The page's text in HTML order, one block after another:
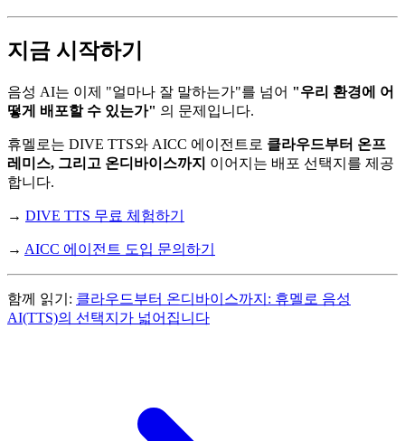
지금 시작하기
음성 AI는 이제 "얼마나 잘 말하는가"를 넘어 "우리 환경에 어
떻게 배포할 수 있는가" 의 문제입니다.
휴멜로는 DIVE TTS와 AICC 에이전트로 클라우드부터 온프
레미스, 그리고 온디바이스까지 이어지는 배포 선택지를 제공
합니다.
→ DIVE TTS 무료 체험하기
→ AICC 에이전트 도입 문의하기
함께 읽기: 클라우드부터 온디바이스까지: 휴멜로 음성
AI(TTS)의 선택지가 넓어집니다